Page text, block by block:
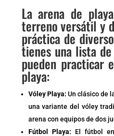
La arena de
terreno versátil y
práctica de
tienes una lista
pueden practicar
playa:
Vóley Playa: Un clásico de
una variante del vóley
arena con equipos de dos
Fútbol Playa: El fútbol